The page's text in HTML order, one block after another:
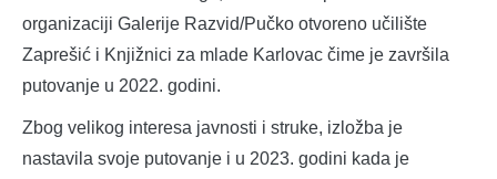
organizaciji Galerije Razvid/Pučko otvoreno učilište
Zaprešić i Knjižnici za mlade Karlovac čime je završila
putovanje u 2022. godini.
Zbog velikog interesa javnosti i struke, izložba je
nastavila svoje putovanje i u 2023. godini kada je